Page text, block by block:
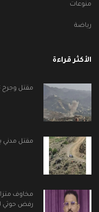
منوعات
رياضة
الأكثر قراءة
مقتل وجرح 3 حوثيين في اشتباكات غرب تعز
مقتل مدني
مخاوف
رفض حوثي